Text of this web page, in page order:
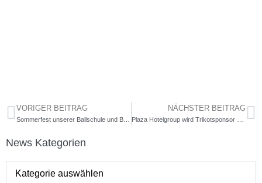
VORIGER BEITRAG NÄCHSTER BEITRAG
News Kategorien